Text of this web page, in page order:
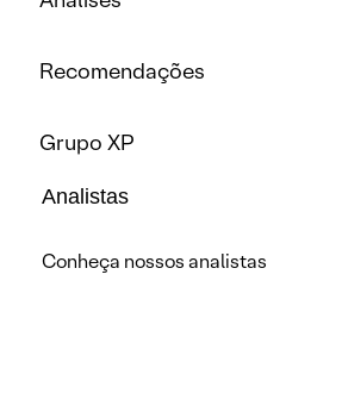
Recomendações
Grupo XP
Analistas
Conheça nossos analistas